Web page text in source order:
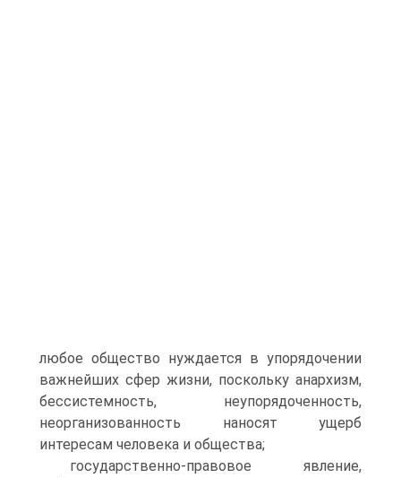
любое общество нуждается в упорядочении
важнейших сфер жизни, поскольку анархизм,
бессистемность, неупорядоченность,
неорганизованность наносят ущерб
интересам человека и общества;
государственно-правовое явление,